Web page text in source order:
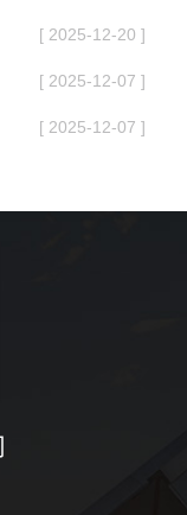
[ 2025-12-20 ]
[ 2025-12-07 ]
[ 2025-12-07 ]